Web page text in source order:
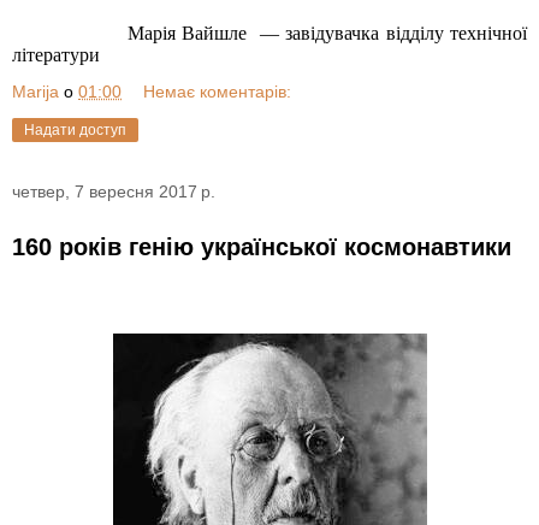
Марія Вайшле — завідувачка відділу технічної
літератури
Marija о 01:00 Немає коментарів:
Надати доступ
четвер, 7 вересня 2017 р.
160 років генію української космонавтики